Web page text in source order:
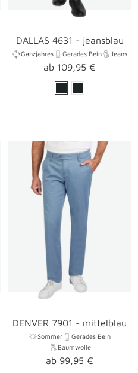
DALLAS 4631 - jeansblau
Ganzjahres Gerades Bein Jeans
Angebotspreis
ab 109,95 €
DENVER 7901 - mittelblau
Sommer
Gerades Bein
Baumwolle
Angebotspreis
ab 99,95 €